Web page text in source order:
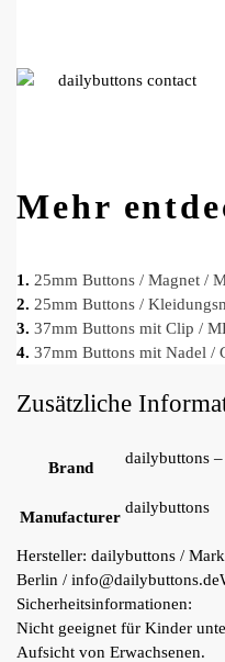
Mehr
1. 25mm Buttons / Magnet /
2. 25mm Buttons /
3. 37mm Buttons mit Clip /
4. 37mm Buttons mit Nadel /
Zusätzliche
Brand
dailybuttons
Manufacturer
dailybuttons
Hersteller: dailybuttons /
Berlin / info@dailybuttons.de
Sicherheitsinformationen:
Nicht geeignet für Kinder
Aufsicht von Erwachsenen.